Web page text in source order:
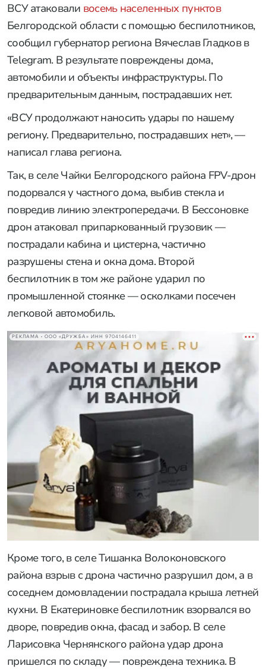
ВСУ атаковали восемь населенных пунктов
Белгородской области с помощью беспилотников,
сообщил губернатор региона Вячеслав Гладков в
Telegram. В результате повреждены дома,
автомобили и объекты инфраструктуры. По
предварительным данным, пострадавших нет.
«ВСУ продолжают наносить удары по нашему
региону. Предварительно, пострадавших нет», —
написал глава региона.
Так, в селе Чайки Белгородского района FPV-дрон
подорвался у частного дома, выбив стекла и
повредив линию электропередачи. В Бессоновке
дрон атаковал припаркованный грузовик —
пострадали кабина и цистерна, частично
разрушены стена и окна дома. Второй
беспилотник в том же районе ударил по
промышленной стоянке — осколками посечен
легковой автомобиль.
РЕКЛАМА • ООО «ДРУЖБА» ИНН 9704146411
Кроме того, в селе Тишанка Волоконовского
района взрыв с дрона частично разрушил дом, а в
соседнем домовладении пострадала крыша летней
кухни. В Екатериновке беспилотник взорвался во
дворе, повредив окна, фасад и забор. В селе
Ларисовка Чернянского района удар дрона
пришелся по складу — повреждена техника. В